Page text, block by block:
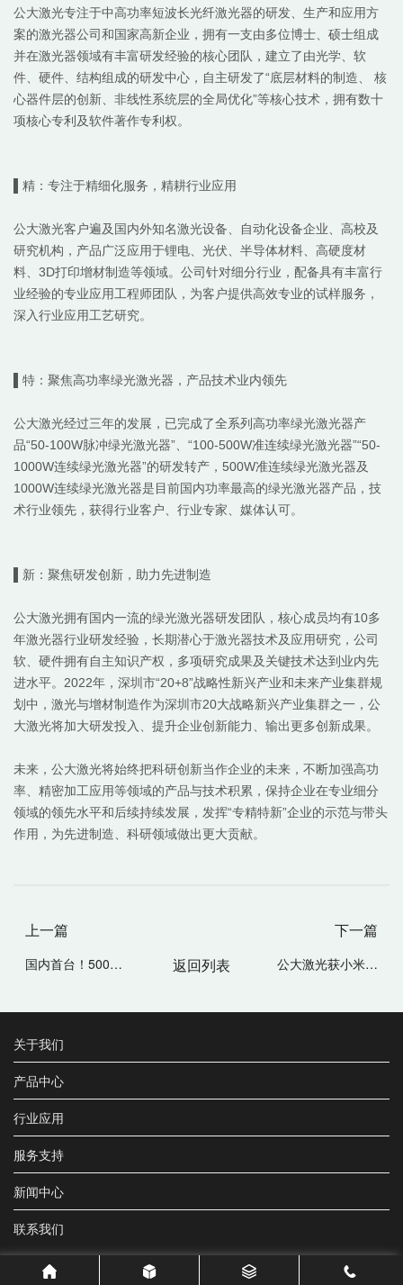
公大激光专注于中高功率短波长光纤激光器的研发、生产和应用方
案的激光器公司和国家高新企业，拥有一支由多位博士、硕士组成
并在激光器领域有丰富研发经验的核心团队，建立了由光学、软
件、硬件、结构组成的研发中心 ，自主研发了“底层材料的制造、 核
心器件层的创新、非线性系统层的全局优化”等核心技术，拥有数十
项核心专利及软件著作专利权。
▌精：专注于精细化服务， 精耕行业应用
公大激光客户遍及国内外知名激光设备、自动化设备企业、高校及
研究机构， 产品广泛应用于锂电
光伏、半导体材料、高硬度材
料、 3D打印增材制造等领域。 公司针对细分行业，配备具有丰富行
业经验的专业应用工程师团队，为客户提供高效专业的试样服务，
深入行业应用工艺研究。
▌特：聚焦高功率绿光激光器，产品技术业内领先
公大激光经过三年的发展， 已完成了全系列高功率绿光激光器产
品“50-100W脉冲绿光激光器”、 “100-500W准连续绿光激光器”“50-
1000W连续绿光激光器”的研发转产 ， 500W准连续绿光激光器及
1000W连续绿光激光器是目前国内功率最高的绿光激光器产品，技
术行业领先，获得行业客户、行业专家、媒体认可。
▌新：聚焦研发创新， 助力先进制造
公大激光拥有国内一流的绿光激光器研发团队，核心成员均有10多
年激光器行业研发经验 ，长期潜心于激光器技术及应用研究，公司
软、硬件拥有自主知识产权，多项研究成果及关键技术达到 业内先
进水平。 2022年， 深圳市“20+8”战略性新兴产业和未来产业集群规
划中， 激光与增材制造作为深圳市20大战略新兴产业集群之一，公
大激光将加大研发投入、提升企业创新能力、输出更多创新成果。
未来， 公大激光将始终把科研创新当作企业的未来，不断加强高功
率、精密加工应用等领域的产品与技术积累，保持企业在专业细分
领域的领先水平和后续持续发展，发挥“专精特新”企业的示范与带头
作用，为先进制造、科研领域做出更大贡献。
上一篇
国内首台！500W单模连续绿光激光器 返回列表
下一篇
公大激光获小米产投领衔的新一轮过亿元战略投资，继续强化绿光激光器龙头地位
关于我们
产品中心
行业应用
服务支持
新闻中心
联系我们